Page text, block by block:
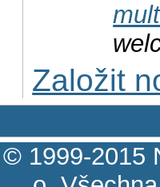
Založit
© 1999-2015